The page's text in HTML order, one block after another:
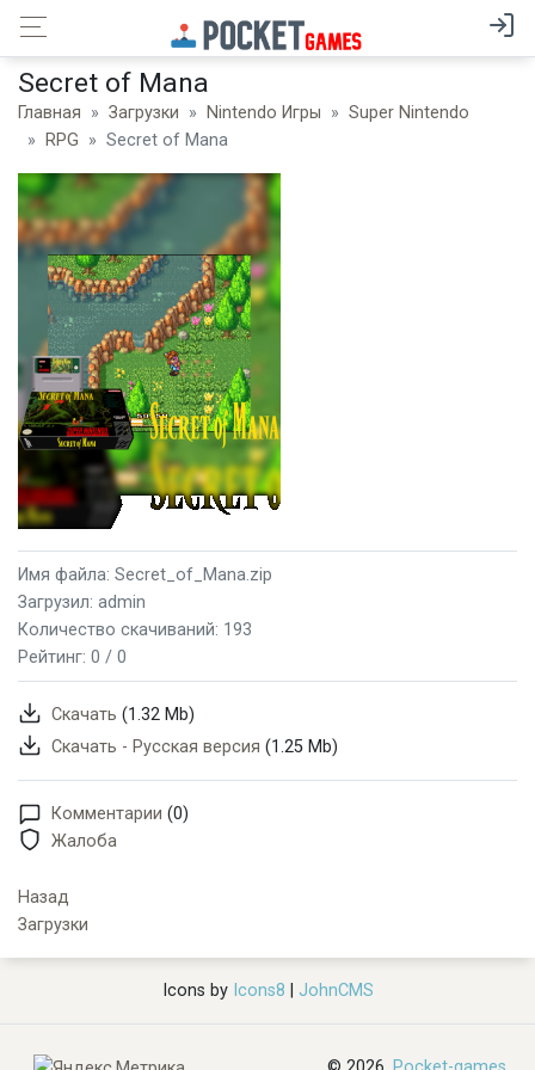
Secret of Mana
Главная Загрузки Nintendo Игры
Super Nintendo
RPG
Secret of Mana
Имя файла: Secret_of_Mana.zip
Загрузил: admin
Количество скачиваний: 193
Рейтинг: 0 / 0
Скачать (1.32 Mb)
Скачать - Русская версия (1.25 Mb)
Комментарии (0)
Жалоба
Назад
Загрузки
Icons byIcons8 JohnCMS